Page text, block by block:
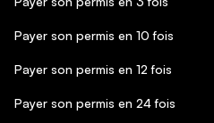
Payer son permis en 10 fois
Payer son permis en 12 fois
Payer son permis en 24 fois